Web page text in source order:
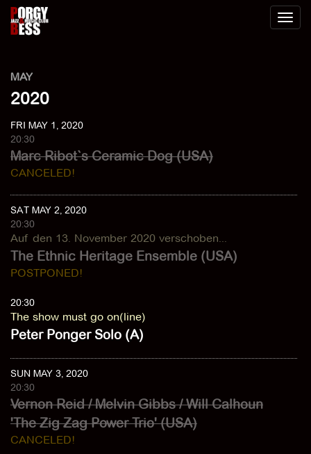
Toggle
MAY
2020
FRI MAY 1, 2020
20:30
Marc Ribot`s Ceramic Dog (USA)
CANCELED!
SAT MAY 2, 2020
20:30
Auf den 13. November 2020 verschoben...
The Ethnic Heritage Ensemble (USA)
POSTPONED!
20:30
The show must go on(line)
Peter Ponger Solo (A)
SUN MAY 3, 2020
20:30
Vernon Reid / Melvin Gibbs / Will Calhoun
'The Zig Zag Power Trio' (USA)
CANCELED!